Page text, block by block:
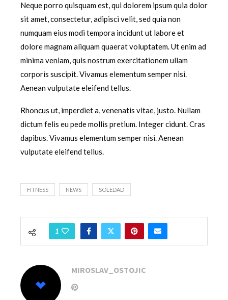
Neque porro quisquam est, qui dolorem ipsum quia dolor
sit amet, consectetur, adipisci velit, sed quia non
numquam eius modi tempora incidunt ut labore et
dolore magnam aliquam quaerat voluptatem. Ut enim ad
minima veniam, quis nostrum exercitationem ullam
corporis suscipit. Vivamus elementum semper nisi.
Aenean vulputate eleifend tellus.
Rhoncus ut, imperdiet a, venenatis vitae, justo. Nullam
dictum felis eu pede mollis pretium. Integer cidunt. Cras
dapibus. Vivamus elementum semper nisi. Aenean
vulputate eleifend tellus.
FITNESS NEWS SOLEDAD
1
MIROSLAV_OSTOJIC